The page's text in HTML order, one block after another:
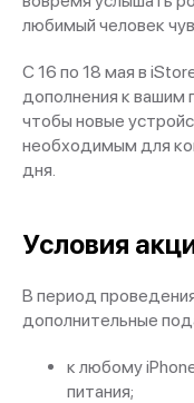
любимый человек
С 16 по 18 мая в
дополнения к вашим
чтобы новые
необходимым для
дня.
Условия
В период
дополнительные
к любому
питания;